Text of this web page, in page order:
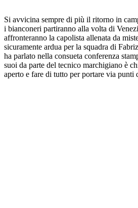
Si avvicina sempre di più il ritorno in
i bianconeri partiranno alla volta di
affronteranno la capolista allenata da
sicuramente ardua per la squadra di
ha parlato nella consueta conferenza
suoi da parte del tecnico marchigiano è
aperto e fare di tutto per portare via punti